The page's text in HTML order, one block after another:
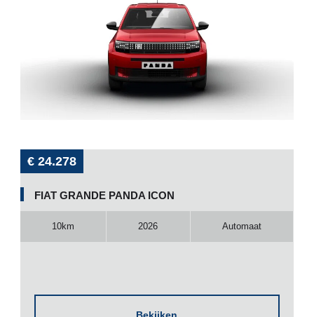
€ 24.278
FIAT GRANDE PANDA ICON
10km 2026 Automaat